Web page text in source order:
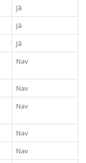
Jā
Jā
Jā
Nav
Nav
Nav
Nav
Nav